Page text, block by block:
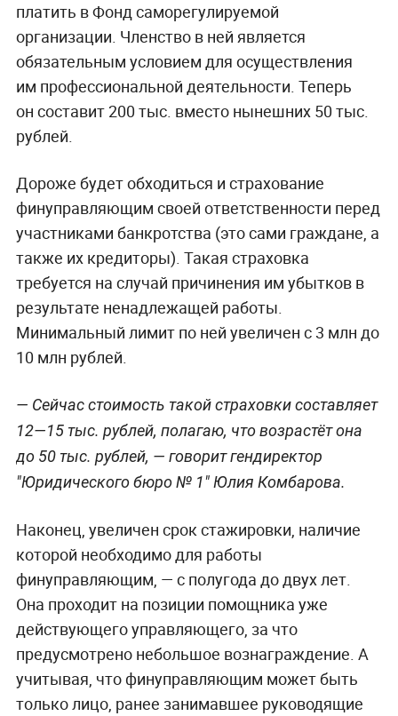
платить в Фонд саморегулируемой
организации. Членство в ней является
обязательным условием для осуществления
им профессиональной деятельности. Теперь
он составит 200 тыс. вместо нынешних 50 тыс.
рублей.
Дороже будет обходиться и страхование
финуправляющим своей ответственности перед
участниками банкротства (это сами граждане, а
также их кредиторы). Такая страховка
требуется на случай причинения им убытков в
результате ненадлежащей работы.
Минимальный лимит по ней увеличен с 3 млн до
10 млн рублей.
— Сейчас стоимость такой страховки составляет
12—15 тыс. рублей, полагаю, что возрастёт она
до 50 тыс. рублей, — говорит гендиректор
"Юридического бюро № 1" Юлия Комбарова.
Наконец, увеличен срок стажировки, наличие
которой необходимо для работы
финуправляющим, — с полугода до двух лет.
Она проходит на позиции помощника уже
действующего управляющего, за что
предусмотрено небольшое вознаграждение. А
учитывая, что финуправляющим может быть
только лицо, ранее занимавшее руководящие